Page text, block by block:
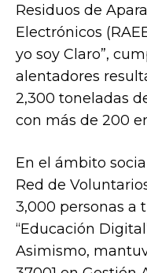
Residuos de
Electrónicos
yo soy Claro”,
alentadores
2,300 toneladas
con más de 200
En el ámbito
Red de
3,000 personas a
“Educación
Asimismo,